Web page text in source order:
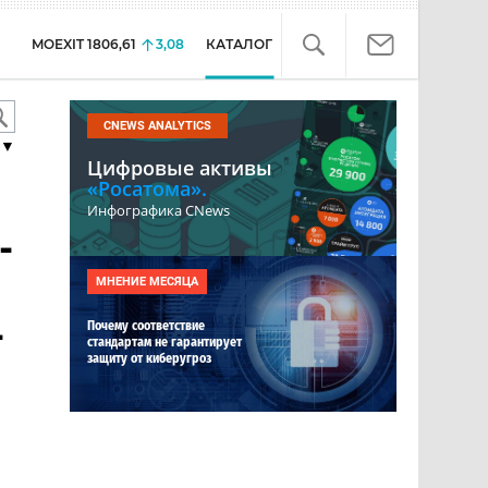
MOEXIT 1806,61 3,08 КАТАЛОГ
CNEWS ANALYTICS
Цифровые активы
«Росатома».
Инфографика CNews
МНЕНИЕ МЕСЯЦА
Почему соответствие
стандартам не гарантирует
защиту от киберугроз